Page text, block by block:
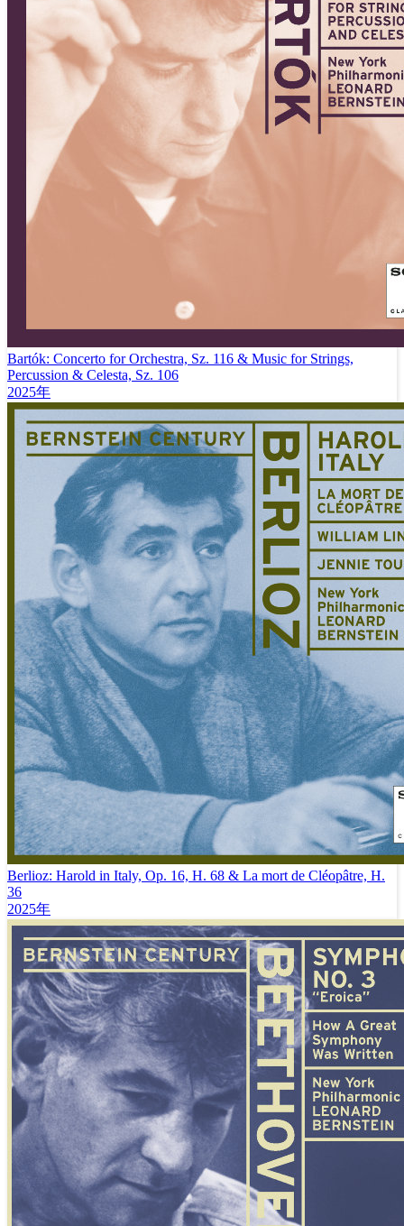
Bartók: Concerto for Orchestra, Sz. 116 & Music for Strings,
Percussion & Celesta, Sz. 106
2025年
Berlioz: Harold in Italy, Op. 16, H. 68 & La mort de Cléopâtre, H.
36
2025年